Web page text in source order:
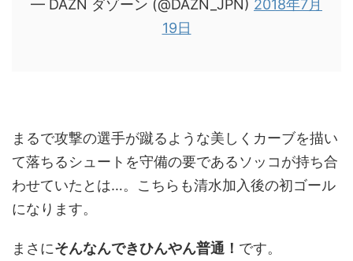
— DAZN ダゾーン (@DAZN_JPN) 2018年7月
19日
まるで攻撃の選手が蹴るような美しくカーブを描い
て落ちるシュートを守備の要であるソッコが持ち合
わせていたとは…。こちらも清水加入後の初ゴール
になります。
まさにそんなんできひんやん普通！ です。